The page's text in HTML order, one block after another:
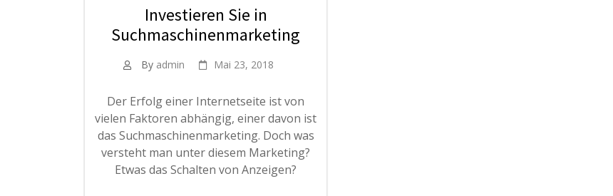
Investieren Sie in
Suchmaschinenmarketing
By admin Mai 23, 2018
Der Erfolg einer Internetseite ist von
vielen Faktoren abhängig, einer davon ist
das Suchmaschinenmarketing. Doch was
versteht man unter diesem Marketing?
Etwas das Schalten von Anzeigen?